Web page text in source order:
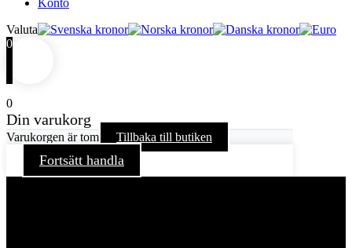
Konto
Valuta
0
0
Din varukorg
Varukorgen är tom Tillbaka till butiken
Fortsätt handla